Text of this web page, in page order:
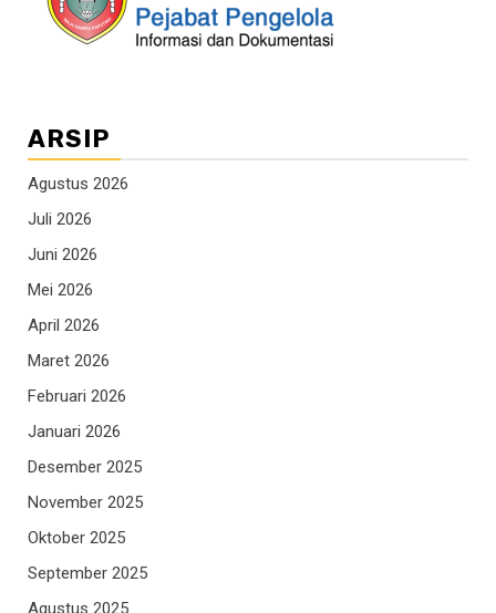
ARSIP
Agustus 2026
Juli 2026
Juni 2026
Mei 2026
April 2026
Maret 2026
Februari 2026
Januari 2026
Desember 2025
November 2025
Oktober 2025
September 2025
Agustus 2025